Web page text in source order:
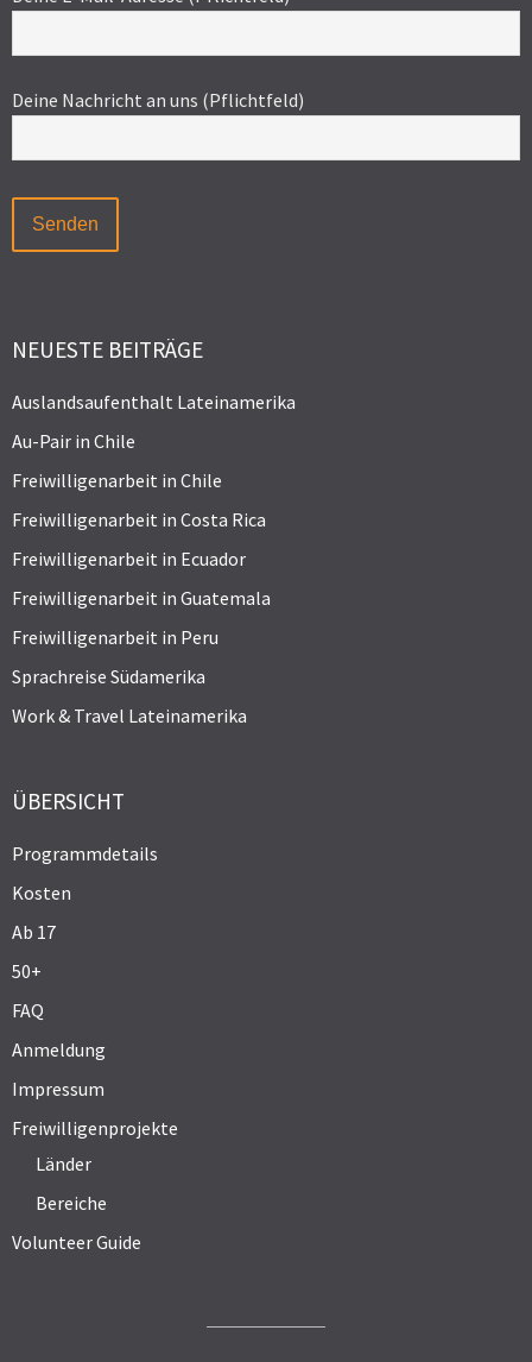
Deine Nachricht an uns (Pflichtfeld)
NEUESTE BEITRÄGE
Auslandsaufenthalt Lateinamerika
Au-Pair in Chile
Freiwilligenarbeit in Chile
Freiwilligenarbeit in Costa Rica
Freiwilligenarbeit in Ecuador
Freiwilligenarbeit in Guatemala
Freiwilligenarbeit in Peru
Sprachreise Südamerika
Work & Travel Lateinamerika
ÜBERSICHT
Programmdetails
Kosten
Ab 17
50+
FAQ
Anmeldung
Impressum
Freiwilligenprojekte
Länder
Bereiche
Volunteer Guide